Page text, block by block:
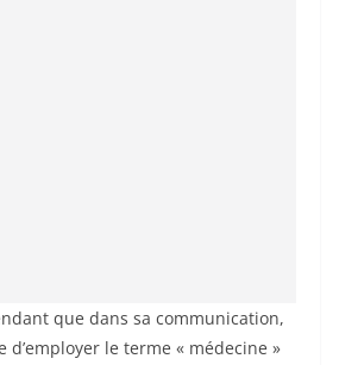
que dans sa communication,
d’employer le terme « médecine »